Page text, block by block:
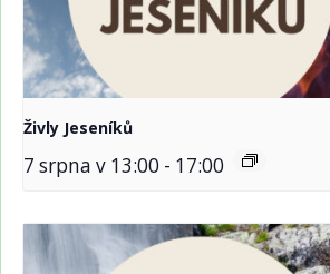
Živly Jeseníků
7 srpna v 13:00 - 17:00